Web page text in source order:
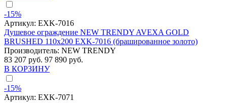
-15%
Артикул: EXK-7016
Душевое ограждение NEW TRENDY AVEXA GOLD
BRUSHED 110x200 EXK-7016 (брашированное золото)
Производитель: NEW TRENDY
83 207 руб. 97 890 руб.
В КОРЗИНУ
-15%
Артикул: EXK-7071